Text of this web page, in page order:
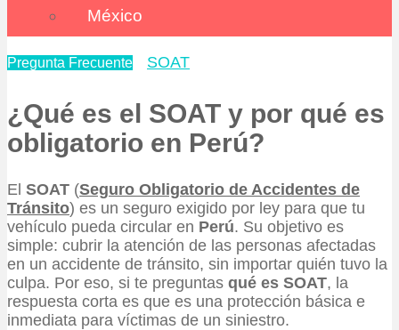
México
Pregunta Frecuente SOAT
¿Qué es el SOAT y por qué es
obligatorio en Perú?
El SOAT (Seguro Obligatorio de Accidentes de
Tránsito) es un seguro exigido por ley para que tu
vehículo pueda circular en Perú. Su objetivo es
simple: cubrir la atención de las personas afectadas
en un accidente de tránsito, sin importar quién tuvo la
culpa. Por eso, si te preguntas qué es SOAT, la
respuesta corta es que es una protección básica e
inmediata para víctimas de un siniestro.